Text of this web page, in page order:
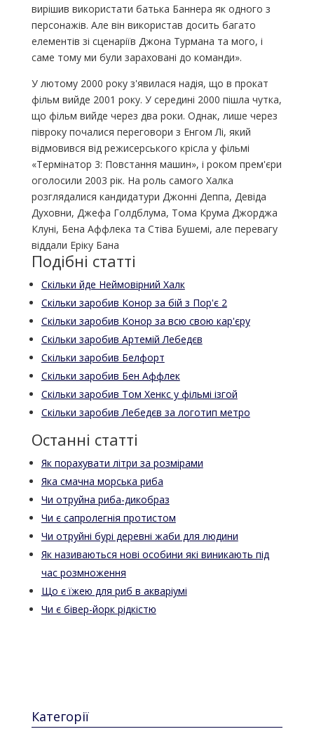
вирішив використати батька Баннера як одного з
персонажів. Але він використав досить багато
елементів зі сценаріїв Джона Турмана та мого, і
саме тому ми були зараховані до команди».
У лютому 2000 року з'явилася надія, що в прокат
фільм вийде 2001 року. У середині 2000 пішла чутка,
що фільм вийде через два роки. Однак, лише через
півроку почалися переговори з Енгом Лі, який
відмовився від режисерського крісла у фільмі
«Термінатор 3: Повстання машин», і роком прем'єри
оголосили 2003 рік. На роль самого Халка
розглядалися кандидатури Джонні Деппа, Девіда
Духовни, Джефа Голдблума, Тома Крума Джорджа
Клуні, Бена Аффлека та Стіва Бушемі, але перевагу
віддали Еріку Бана
Подібні статті
Скільки йде Неймовірний Халк
Скільки заробив Конор за бій з Пор'є 2
Скільки заробив Конор за всю свою кар'єру
Скільки заробив Артемій Лебедєв
Скільки заробив Белфорт
Скільки заробив Бен Аффлек
Скільки заробив Том Хенкс у фільмі ізгой
Скільки заробив Лебедєв за логотип метро
Останні статті
Як порахувати літри за розмірами
Яка смачна морська риба
Чи отруйна риба-дикобраз
Чи є сапролегнія протистом
Чи отруйні бурі деревні жаби для людини
Як називаються нові особини які виникають під
час розмноження
Що є їжею для риб в акваріумі
Чи є бівер-йорк рідкістю
Категорії